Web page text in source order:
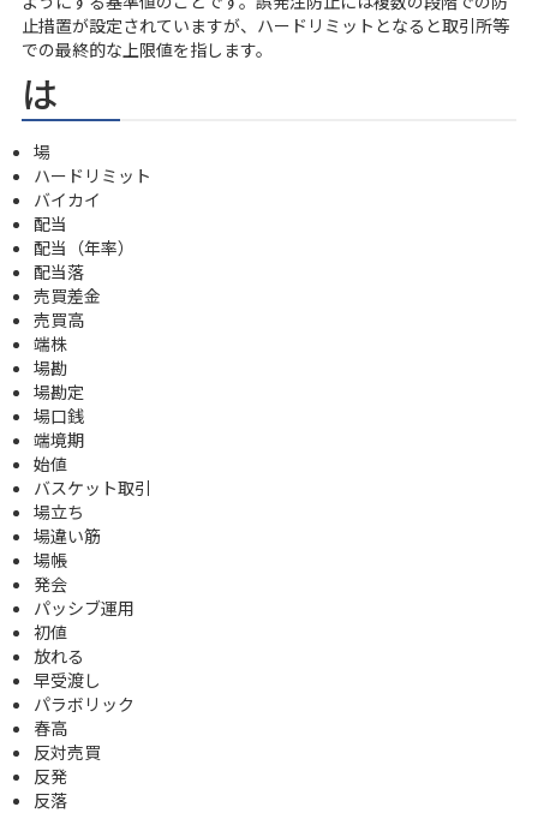
止措置が設定されていますが、ハードリミットとなると取引所等
での最終的な上限値を指します。
は
場
ハードリミット
バイカイ
配当
配当（年率）
配当落
売買差金
売買高
端株
場勘
場勘定
場口銭
端境期
始値
バスケット取引
場立ち
場違い筋
場帳
発会
パッシブ運用
初値
放れる
早受渡し
パラボリック
春高
反対売買
反発
反落